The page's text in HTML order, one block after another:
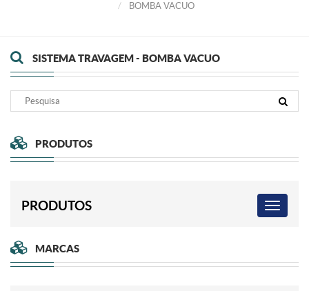
BOMBA VACUO
SISTEMA TRAVAGEM - BOMBA VACUO
PRODUTOS
PRODUTOS
MARCAS